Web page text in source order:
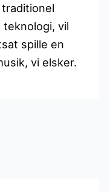
vil
spille en
vi elsker.